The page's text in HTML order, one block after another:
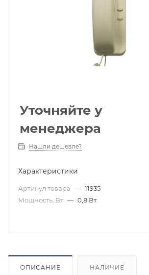
Уточняйте у
менеджера
Нашли дешевле?
Характеристики
Артикул товара — 11935
Мощность, Вт — 0,8 Вт
ОПИСАНИЕ НАЛИЧИЕ